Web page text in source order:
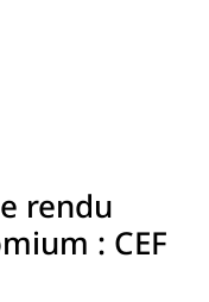
rendu
: CEF